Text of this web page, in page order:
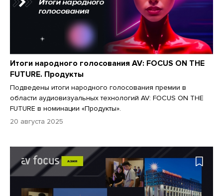
Итоги народного голосования AV: FOCUS ON THE
FUTURE. Продукты
Подведены итоги народного голосования премии в
области аудиовизуальных технологий AV: FOCUS ON THE
FUTURE в номинации «Продукты».
20 августа 2025